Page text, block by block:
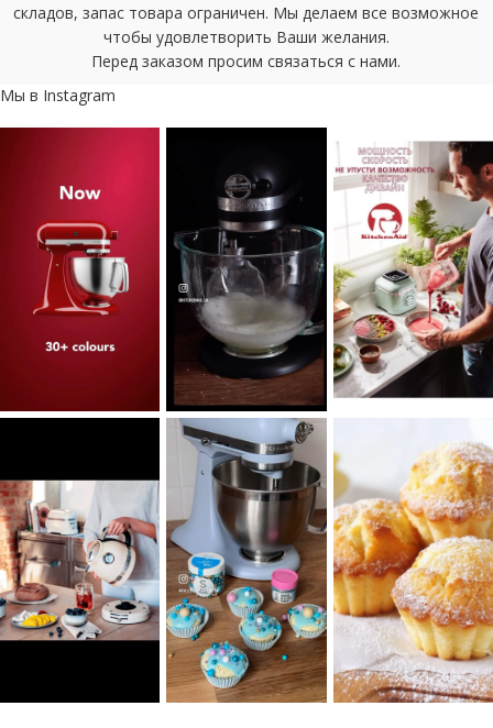
складов, запас товара ограничен. Мы делаем все возможное
чтобы удовлетворить Ваши желания.
Перед заказом просим связаться с нами.
Мы в Instagram